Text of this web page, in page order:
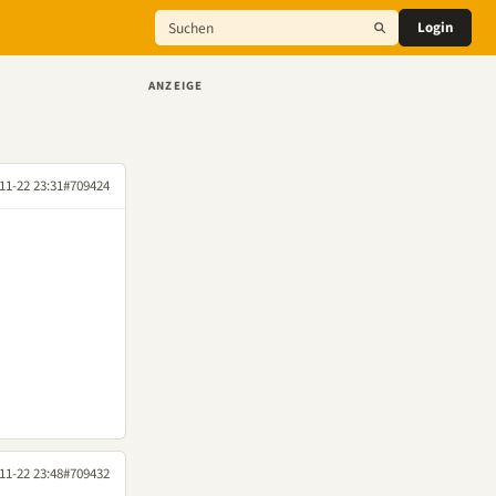
Login
22 23:31#709424
22 23:48#709432
ANZEIGE